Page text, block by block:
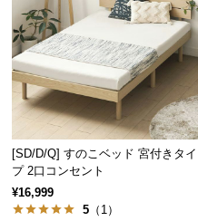
ブ
ロ
グ
業
情
報
[SD/D/Q] すのこベッド 宮付きタイ
プ 2口コンセント
¥16,999
5 （1）